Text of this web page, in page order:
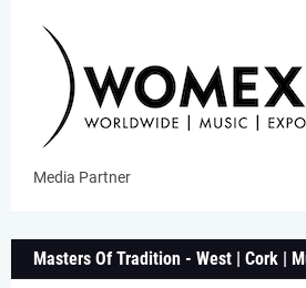
Media Partner
Masters Of Tradition - West | Cork |